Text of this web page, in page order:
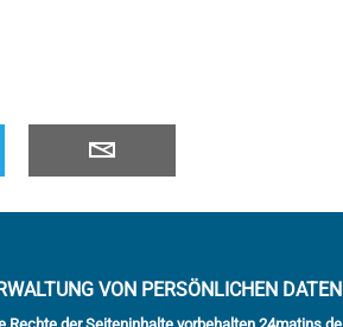
VON PERSÖNLICHEN DATEN